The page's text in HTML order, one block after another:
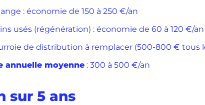
: économie de 150 à 250 €/an
usés (régénération) : économie de 60 à 120 €/an
de distribution à remplacer (500-800 € tous
annuelle moyenne : 300 à 500 €/an
sur 5 ans